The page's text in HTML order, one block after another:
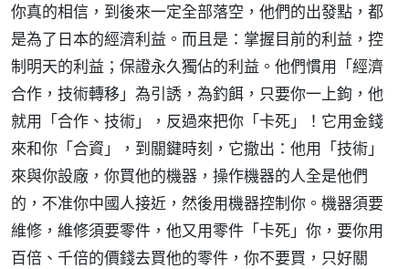
你真的相信，到後來一定全部落空，他們的出發點，都
是為了日本的經濟利益。而且是：掌握目前的利益，控
制明天的利益；保證永久獨佔的利益。他們慣用「經濟
合作，技術轉移」為引誘，為釣餌，只要你一上鉤，他
就用「合作、技術」，反過來把你「卡死」！它用金錢
來和你「合資」，到關鍵時刻，它撤出：他用「技術」
來與你設廠，你買他的機器，操作機器的人全是他們
的，不准你中國人接近，然後用機器控制你。機器須要
維修，維修須要零件，他又用零件「卡死」你，要你用
百倍、千倍的價錢去買他的零件，你不要買，只好關